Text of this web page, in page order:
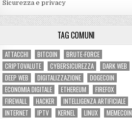
Sicurezza e privacy
TAG COMUNI
ATTACCHI BITCOIN
BRUTE-FORCE
CRIPTOVALUTE
CYBERSICUREZZA
DARK WEB
DEEP WEB
DIGITALIZZAZIONE
DOGECOIN
ECONOMIA DIGITALE
ETHEREUM
FIREFOX
FIREWALL
HACKER
INTELLIGENZA ARTIFICIALE
INTERNET
IPTV KERNEL LINUX
MEMECOIN